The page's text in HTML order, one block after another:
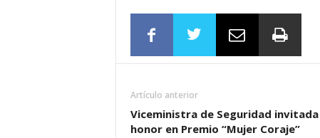
Artículo anterior
Viceministra de Seguridad
honor en Premio “Mujer Coraje”